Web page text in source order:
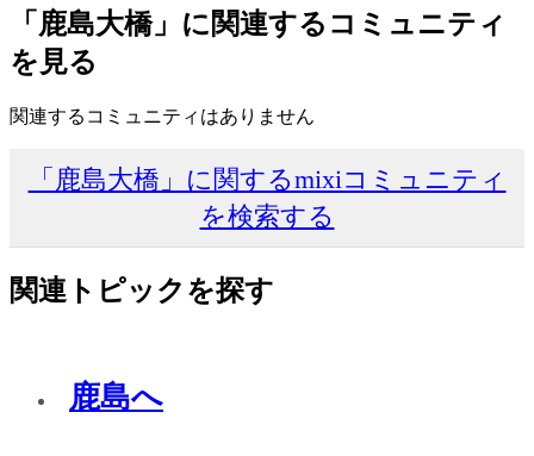
「鹿島大橋」に関連するコミュニティ
を見る
関連するコミュニティはありません
「鹿島大橋」に関するmixiコミュニティ
を検索する
関連トピックを探す
鹿島へ